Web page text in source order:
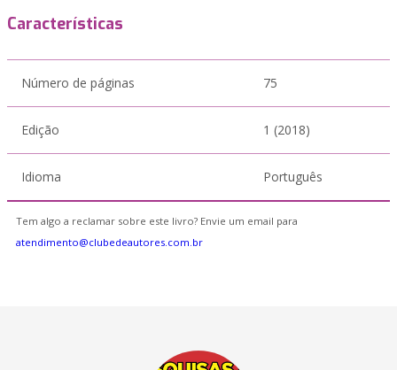
Características
Número de páginas 75
Edição 1 (2018)
Idioma Português
Tem algo a reclamar sobre este livro? Envie um email para
atendimento@clubedeautores.com.br